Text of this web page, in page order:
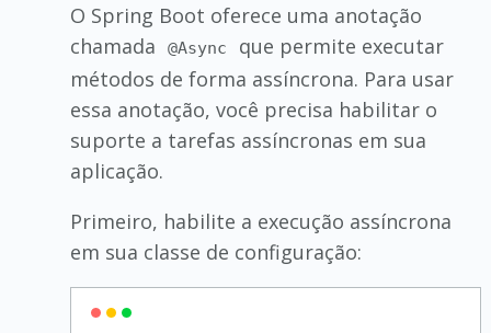
O Spring Boot oferece uma anotação
chamada
@Async
que permite executar
métodos de forma assíncrona. Para usar
essa anotação, você precisa habilitar o
suporte a tarefas assíncronas em sua
aplicação.
Primeiro, habilite a execução assíncrona
em sua classe de configuração: